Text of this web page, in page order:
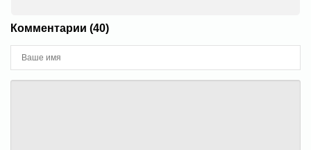
Комментарии (40)